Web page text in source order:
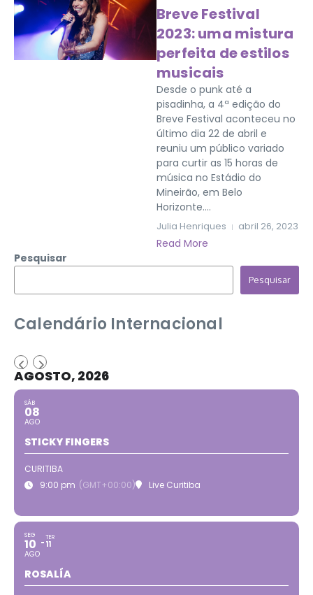
Breve Festival
2023: uma mistura
perfeita de estilos
musicais
Desde o punk até a
pisadinha, a 4ª edição do
Breve Festival aconteceu no
último dia 22 de abril e
reuniu um público variado
para curtir as 15 horas de
música no Estádio do
Mineirão, em Belo
Horizonte....
Julia Henriques abril 26, 2023
Read More
Pesquisar
Pesquisar
Calendário Internacional
AGOSTO, 2026
SÁB
08
AGO
STICKY FINGERS
CURITIBA
9:00 pm (GMT+00:00) Live Curitiba
SEG
10
AGO
TER
11
ROSALÍA